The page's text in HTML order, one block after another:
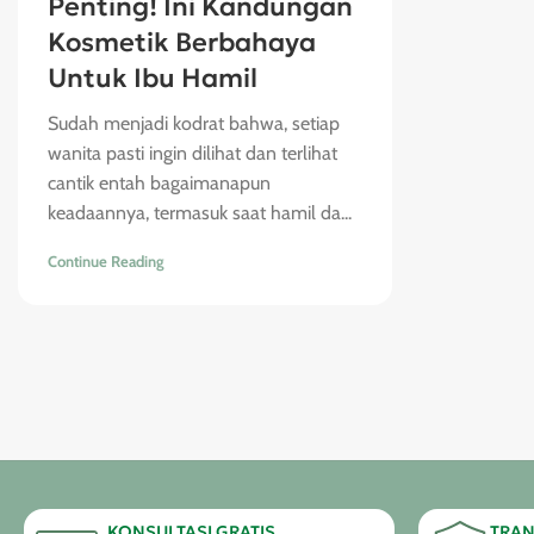
Penting! Ini Kandungan
Kosmetik Berbahaya
Untuk Ibu Hamil
Sudah menjadi kodrat bahwa, setiap
wanita pasti ingin dilihat dan terlihat
cantik entah bagaimanapun
keadaannya, termasuk saat hamil da...
Continue Reading